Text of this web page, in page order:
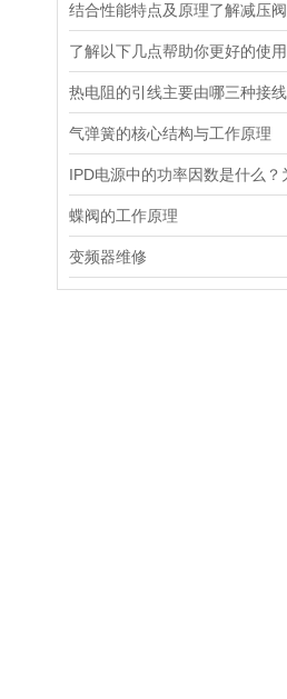
结合性能特点及原理了解减压阀
气弹簧的核心结构与工作原理
蝶阀的工作原理
变频器维修